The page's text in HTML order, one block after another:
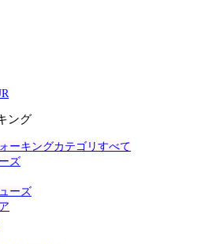
ング
ーキングカテゴリすべて
ズ
ーズ